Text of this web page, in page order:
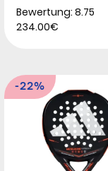
Bewertung: 8.75
234.00€
-22%